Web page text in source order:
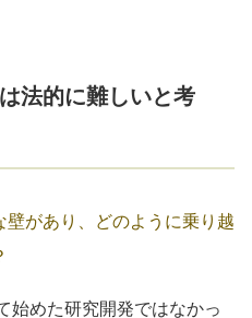
法的に難しいと考
壁があり、どのように乗り越
始めた研究開発ではなかっ